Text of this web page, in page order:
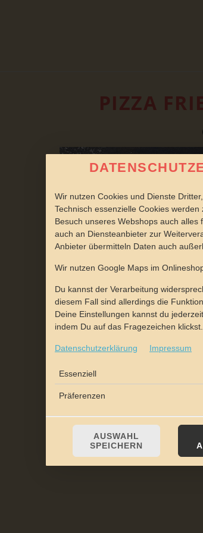
PIZZA
Wir nutzen Cookies und Dienste
Technisch essenzielle Cookies
Besuch unseres Webshops auch
auch an Diensteanbieter zur
Anbieter übermitteln Daten auch
Wir nutzen Google Maps im
Du kannst der Verarbeitung
diesem Fall sind allerdings die
Deine Einstellungen kannst du
indem Du auf das Fragezeichen klickst.
Datenschutzerklärung Impressum
Essenziell
Präferenzen
AUSWAHL
SPEICHERN